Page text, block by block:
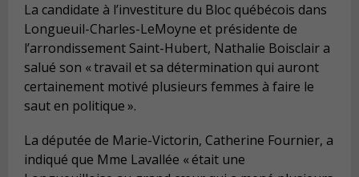
La candidate à l’investiture du Bloc québécois dans
Longueuil-Charles-LeMoyne et présidente de
l’arrondissement Saint-Hubert, Nathalie Boisclair a
salué son « travail et sa détermination qui auront
certainement motivé plusieurs femmes à faire le
saut en politique ».
La députée de Marie-Victorin, Catherine Fournier, a
indiqué que Mme Lavallée « était une